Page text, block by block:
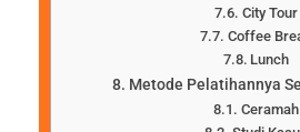
City Tour
Coffee
Lunch
Metode Pelatihannya
Ceramah